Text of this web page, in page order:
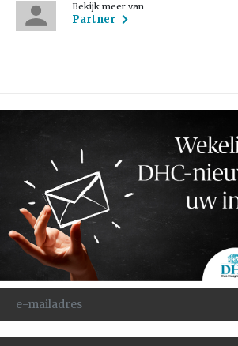
Bekijk meer van
Partner